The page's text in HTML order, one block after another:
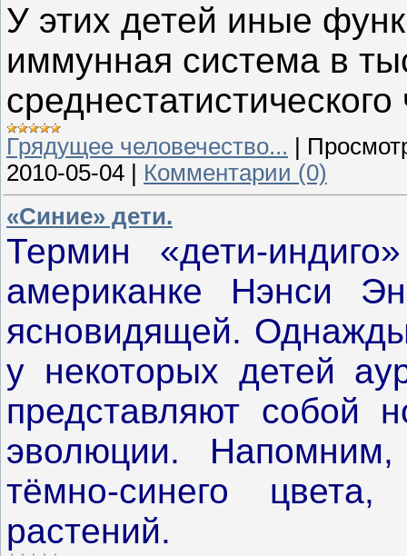
У этих детей иные
иммунная система в
Грядущее человечество...
2010-05-04
Комментарии (0)
«Синие» дети.
Термин «дети-
американке Нэнси
ясновидящей.
у некоторых детей
представляют собой
эволюции.
тёмно-синего
растений.